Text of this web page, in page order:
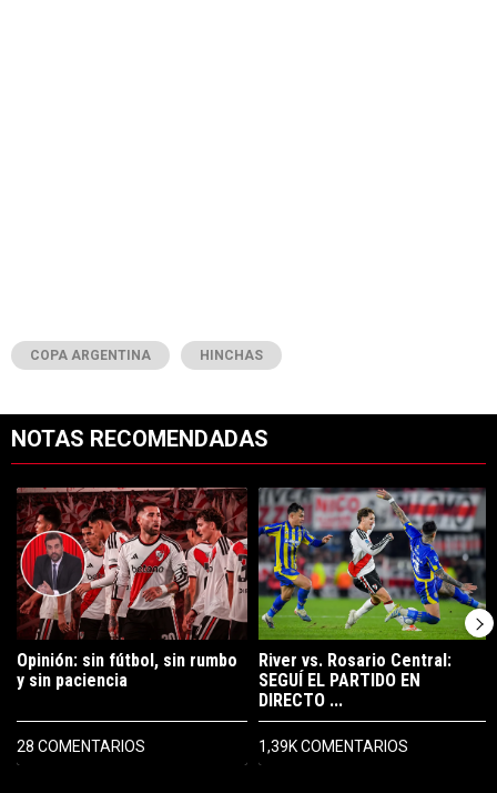
COPA ARGENTINA HINCHAS
NOTAS RECOMENDADAS
Un artículo de tendencia con el título "Opinión: sin fútbol, sin rumbo
Opinión: sin fútbol, sin rumbo
y sin paciencia
28 COMENTARIOS
Un artículo de tendencia con el
River vs. Rosario Central:
SEGUÍ EL PARTIDO EN
DIRECTO ...
1,39K COMENTARIOS